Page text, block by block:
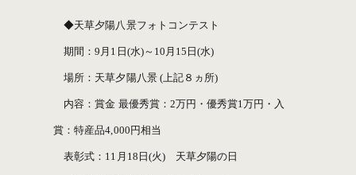
◆天草夕陽八景フォトコンテスト
期間：9月1日(水)～10月15日(水)
場所：天草夕陽八景 (上記８ヵ所)
内容：賞金 最優秀賞：2万円・優秀賞1万円・入
賞：特産品4,000円相当
表彰式：11月18日(火) 天草夕陽の日